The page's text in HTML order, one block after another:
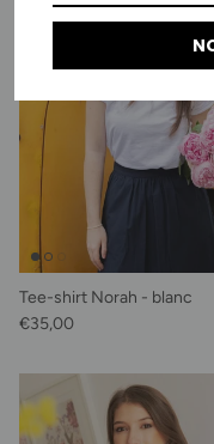
Tee-shirt Norah - blanc
Prix habituel
€35,00